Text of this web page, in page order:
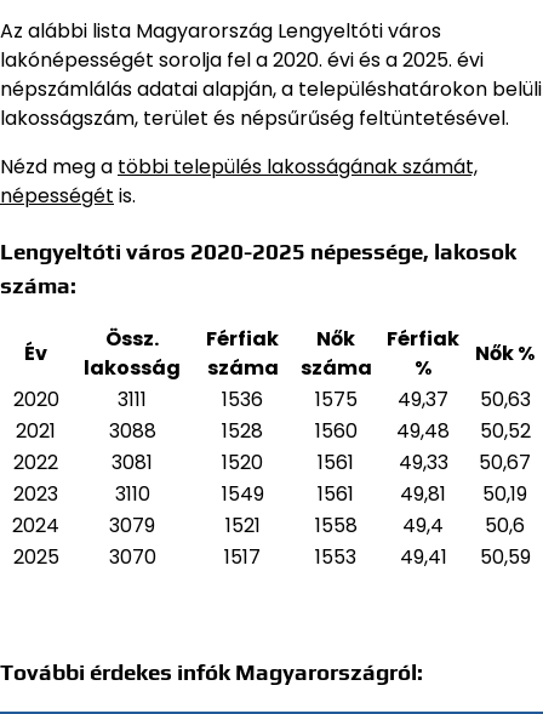
Az alábbi lista Magyarország Lengyeltóti város
lakónépességét sorolja fel a 2020. évi és a 2025. évi
népszámlálás adatai alapján,a településhatárokon belüli
lakosságszám, terület és népsűrűség feltüntetésével.
Nézd meg a többi település lakosságának számát,
népességét is.
Lengyeltóti város 2020-2025 népessége, lakosok
száma:
Év
Össz.
lakosság
Férfiak
száma
Nők
száma
Férfiak
%
Nők %
2020
3111 1536 1575 49,37
50,63
2021
3088 1528 1560 49,48
50,52
2022
3081 1520 1561 49,33
50,67
2023
3110 1549 1561 49,81
50,19
2024
3079 1521 1558 49,4
50,6
2025
3070 1517 1553 49,41 50,59
További érdekes infók Magyarországról: